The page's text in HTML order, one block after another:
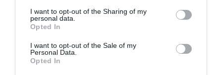
I want to opt-out of the Sharing of my
personal data.
Opted In
I want to opt-out of the Sale of my
Personal Data.
Opted In